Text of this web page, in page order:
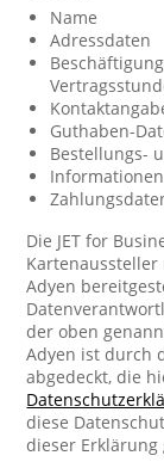
Name
Adressdaten
Guthaben-
Bestellungs-
Die JET for
Adyen
der oben
Adyen ist durch
abgedeckt, die
diese
dieser Erklärung